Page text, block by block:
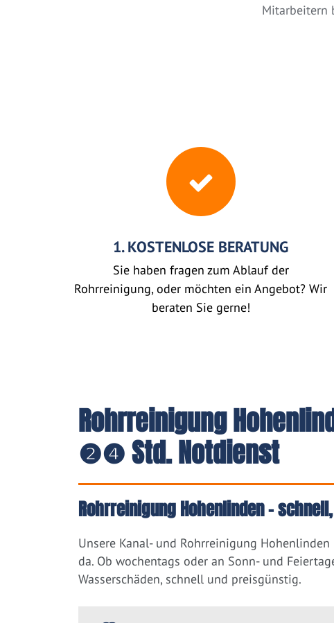
Mitarbeitern
1. KOSTENLOSE BERATUNG
Sie haben fragen zum Ablauf der
Rohrreinigung, oder möchten ein Angebot? Wir
beraten Sie gerne!
Rohrreinigung
❷❹ Std. Notdienst
Rohrreinigung Hohenlinden –
Unsere Kanal- und Rohrreinigung
da. Ob wochentags oder an Sonn- und
Wasserschäden, schnell und preisgünstig.